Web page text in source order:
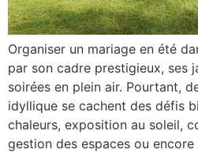
Organiser un mariage en été
par son cadre prestigieux, ses
soirées en plein air. Pourtant,
idyllique se cachent des défis
chaleurs, exposition au soleil,
gestion des espaces ou